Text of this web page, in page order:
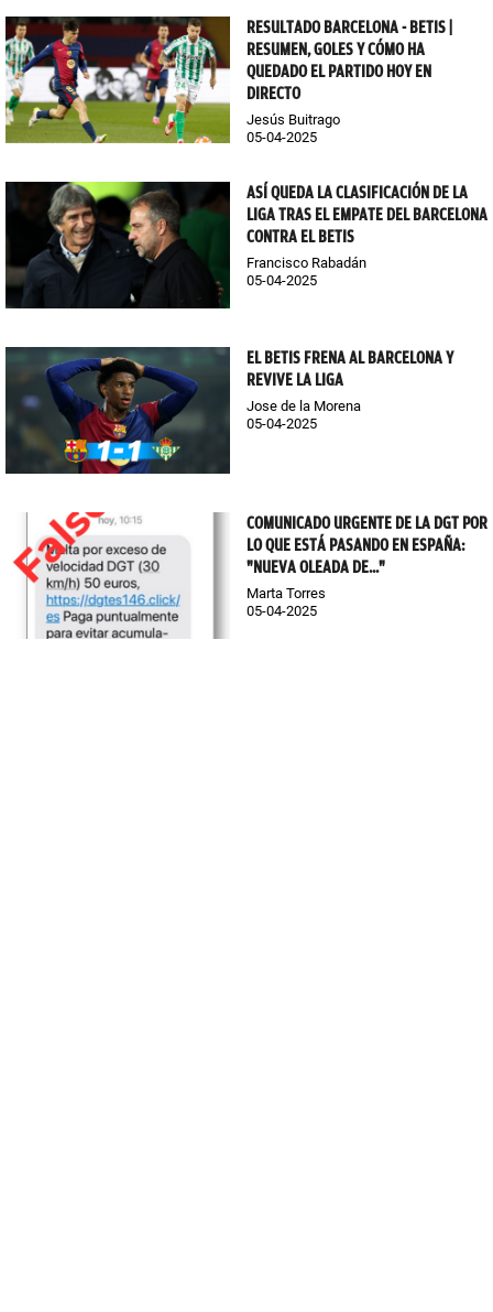
RESULTADO BARCELONA - BETIS |
RESUMEN, GOLES Y CÓMO HA
QUEDADO EL PARTIDO HOY EN
DIRECTO
Jesús Buitrago
05-04-2025
ASÍ QUEDA LA CLASIFICACIÓN DE LA
LIGA TRAS EL EMPATE DEL BARCELONA
CONTRA EL BETIS
Francisco Rabadán
05-04-2025
EL BETIS FRENA AL BARCELONA Y
REVIVE LA LIGA
Jose de la Morena
05-04-2025
COMUNICADO URGENTE DE LA DGT POR
LO QUE ESTÁ PASANDO EN ESPAÑA:
"NUEVA OLEADA DE..."
Marta Torres
05-04-2025